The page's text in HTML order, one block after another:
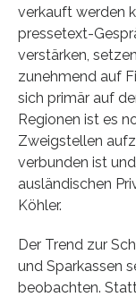
verkauft werden
pressetext-
verstärken,
zunehmend auf
sich primär auf
Regionen ist es
Zweigstellen
verbunden ist
ausländischen
Köhler.
Der Trend zur
und Sparkassen
beobachten.